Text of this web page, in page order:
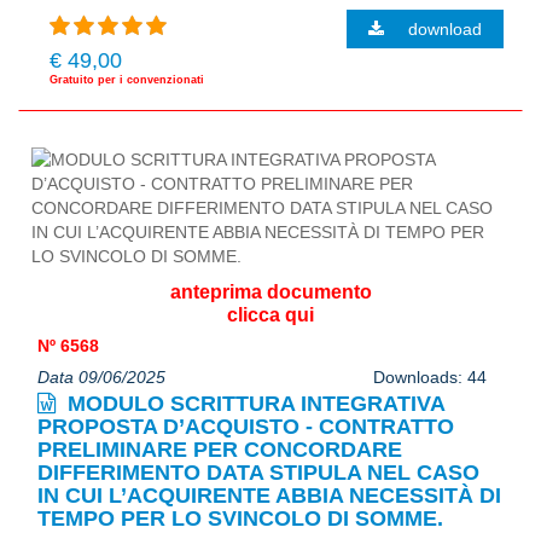
€ 49,00
Gratuito per i convenzionati
download
anteprima documento
clicca qui
Nº 6568
Data 09/06/2025
Downloads: 44
MODULO SCRITTURA INTEGRATIVA
PROPOSTA D’ACQUISTO - CONTRATTO
PRELIMINARE PER CONCORDARE
DIFFERIMENTO DATA STIPULA NEL CASO
IN CUI L’ACQUIRENTE ABBIA NECESSITÀ DI
TEMPO PER LO SVINCOLO DI SOMME.